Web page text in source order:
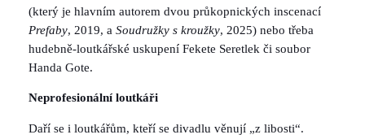
(který je hlavním autorem dvou průkopnických inscenací
Prefaby, 2019, a Soudružky s kroužky, 2025) nebo třeba
hudebně-loutkářské uskupení Fekete Seretlek či soubor
Handa Gote.
Neprofesionální loutkáři
Daří se i loutkářům, kteří se divadlu věnují „z libosti“.